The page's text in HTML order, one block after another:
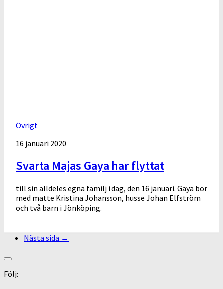
Övrigt
16 januari 2020
Svarta Majas Gaya har flyttat
till sin alldeles egna familj i dag, den 16 januari. Gaya bor
med matte Kristina Johansson, husse Johan Elfström
och två barn i Jönköping.
Nästa sida →
Följ: